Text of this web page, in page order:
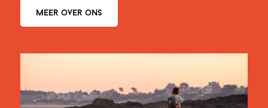
Meer over ons